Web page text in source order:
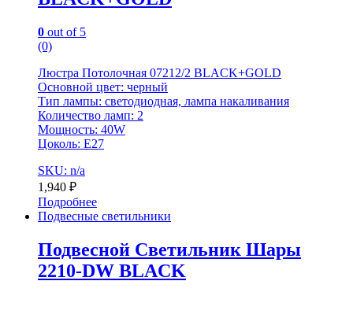
0 out of 5
(0)
Люстра Потолочная 07212/2 BLACK+GOLD
Основной цвет: черный
Тип лампы: светодиодная, лампа накаливания
Количество ламп: 2
Мощность: 40W
Цоколь: E27
SKU: n/a
1,940 ₽
Подробнее
Подвесные светильники
Подвесной Светильник Шары
2210-DW BLACK